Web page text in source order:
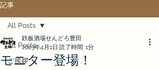
記事
All Posts
ご挨拶
All Posts
モニター登場！
鉄板酒場せんどろ豊田
2023年4月1日 読了時間: 1分